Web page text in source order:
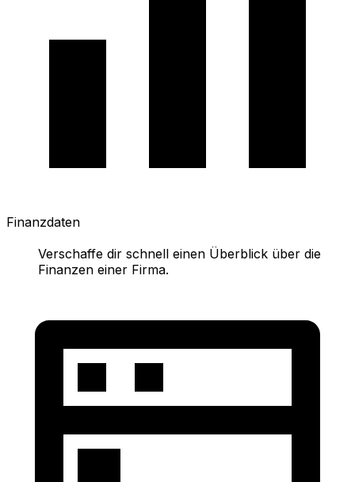
Finanzdaten
Verschaffe dir schnell einen Überblick über die
Finanzen einer Firma.